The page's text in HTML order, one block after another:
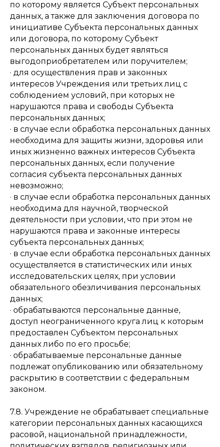
по которому является Субъект персональных
данных, а также для заключения договора по
инициативе Субъекта персональных данных
или договора, по которому Субъект
персональных данных будет являться
выгодоприобретателем или поручителем;
· для осуществления прав и законных
интересов Учреждения или третьих лиц с
соблюдением условий, при которых не
нарушаются права и свободы Субъекта
персональных данных;
· в случае если обработка персональных данных
необходима для защиты жизни, здоровья или
иных жизненно важных интересов Субъекта
персональных данных, если получение
согласия субъекта персональных данных
невозможно;
· в случае если обработка персональных данных
необходима для научной, творческой
деятельности при условии, что при этом не
нарушаются права и законные интересы
субъекта персональных данных;
· в случае если обработка персональных данных
осуществляется в статистических или иных
исследовательских целях, при условии
обязательного обезличивания персональных
данных;
· обрабатываются персональные данные,
доступ неограниченного круга лиц к которым
предоставлен Субъектом персональных
данных либо по его просьбе;
· обрабатываемые персональные данные
подлежат опубликованию или обязательному
раскрытию в соответствии с федеральным
законом.
7.8. Учреждение не обрабатывает специальные
категории персональных данных касающихся
расовой, национальной принадлежности,
автотехники
mittu@mittu.ru
Эксплуатация
автотехники
Управление качеством
экономика и финансы
Для дилеров
ПАО «КАМАЗ»
Для поставщиков
Специализиро­ванное
обучение
Направления
звонок по России бесплатный
8 800 250-34-63